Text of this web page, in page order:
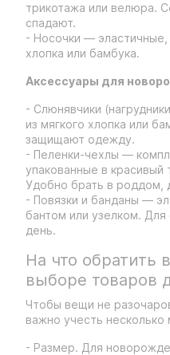
трикотажа или велюра.
спадают.
- Носочки — эластичные,
хлопка или бамбука.
Аксессуары для
- Слюнявчики
из мягкого хлопка или
защищают одежду.
- Пеленки-чехлы —
упакованные в красивый
Удобно брать в роддом,
- Повязки и банданы —
бантом или узелком.
день.
На что обратить
выборе товаров
Чтобы вещи не
важно учесть несколько
- Размер. Для